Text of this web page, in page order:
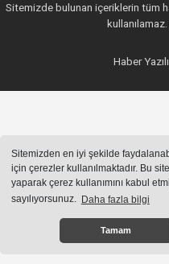
Sitemizden en iyi şekilde
için çerezler kullanılmaktadır. Bu
yaparak çerez kullanımını kabul
sayılıyorsunuz. Daha fazla bilgi
Tamam
Sitemizde bulunan içeriklerin tüm
Haber